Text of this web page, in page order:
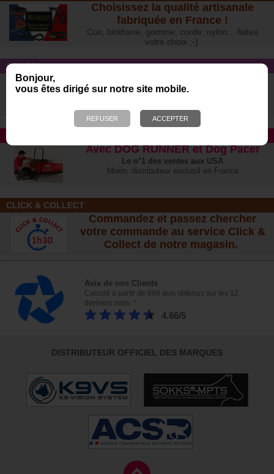
Bonjour,
vous êtes dirigé sur notre site mobile.
Choisissez la qualité artisanale
fabriquée en France !
Cuir, biothane, gomme, corde, nylon... faites
votre choix :-)
CONSEIL
et intoxications alimentaires chez le
Avec DOG RUNNER et Dog Pacer
Le n°1 des ventes aux USA
Morin, distributeur exclusif en France
CLICK & COLLECT
Commandez et passez chercher
votre commande au service Click &
Collect de notre magasin.
Avis de nos Clients
Calculé à partir de 699 avis obtenus sur les 12
derniers mois. *
4.66/5
DISTRIBUTEUR OFFICIEL DES MARQUES